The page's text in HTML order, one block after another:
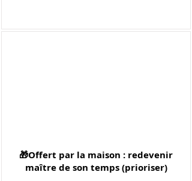
🎁Offert par la maison : redevenir
maître de son temps (prioriser)